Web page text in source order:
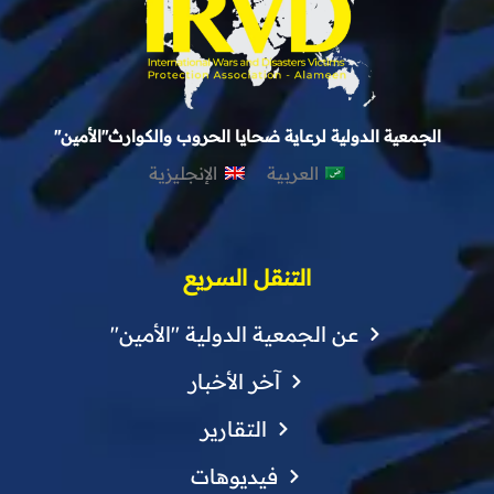
الجمعية الدولية لرعاية ضحايا الحروب والكوارث"الأمين"
العربية الإنجليزية
التنقل السريع
عن الجمعية الدولية "الأمين"
آخر الأخبار
التقارير
فيديوهات